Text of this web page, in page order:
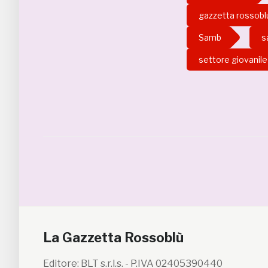
gazzetta
Samb
settore giovanile
La Gazzetta Rossoblù
Editore: BLT s.r.l.s. - P.IVA 02405390440